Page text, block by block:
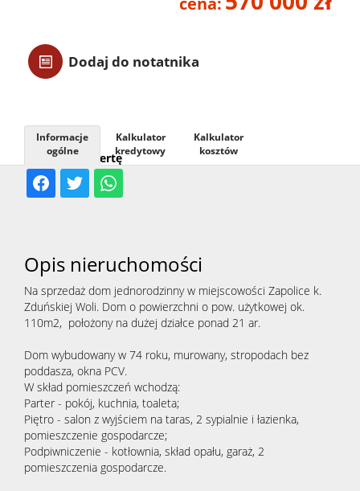
Dodaj do notatnika
Udostępnij ofertę
Informacje
ogólne
Kalkulator
kredytowy
Kalkulator
kosztów
Opis nieruchomości
Na sprzedaż dom jednorodzinny w miejscowości Zapolice k.
Zduńskiej Woli. Dom o powierzchni o pow. użytkowej ok.
110m2, położony na dużej działce ponad 21 ar.
Dom wybudowany w 74 roku, murowany, stropodach bez
poddasza, okna PCV.
W skład pomieszczeń wchodzą:
Parter - pokój, kuchnia, toaleta;
Piętro - salon z wyjściem na taras, 2 sypialnie i łazienka,
pomieszczenie gospodarcze;
Podpiwniczenie - kotłownia, skład opału, garaż, 2
pomieszczenia gospodarcze.